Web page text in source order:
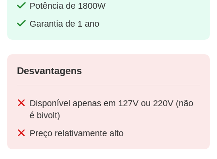
Potência de 1800W
Garantia de 1 ano
Desvantagens
Disponível apenas em 127V ou 220V (não
é bivolt)
Preço relativamente alto